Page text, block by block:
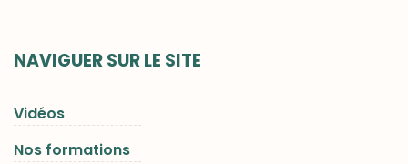
NAVIGUER SUR LE SITE
Vidéos
Nos formations